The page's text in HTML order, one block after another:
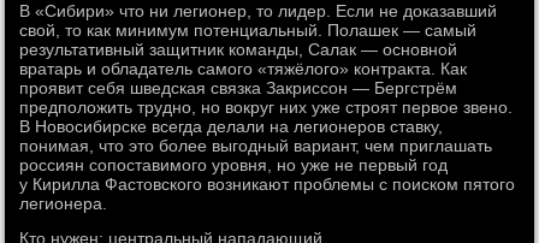
В «Сибири» что ни легионер, то лидер. Если не доказавший
свой, то как минимум потенциальный. Полашек — самый
результативный защитник команды, Салак — основной
вратарь и обладатель самого «тяжёлого» контракта. Как
проявит себя шведская связка Закриссон — Бергстрём
предположить трудно, но вокруг них уже строят первое звено.
В Новосибирске всегда делали на легионеров ставку,
понимая, что это более выгодный вариант, чем приглашать
россиян сопоставимого уровня, но уже не первый год
у Кирилла Фастовского возникают проблемы с поиском пятого
легионера.
Кто нужен: центральный нападающий.